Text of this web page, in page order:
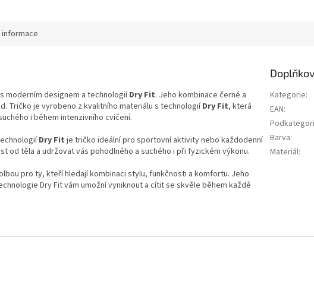
moderním designem a technologiíDry Fit. Jeho kombinace černé a
Tričko je vyrobeno z kvalitního materiálu s technologiíDry Fit, která
i během intenzivního cvičení.
Dry Fit je tričko ideální pro sportovní aktivity nebo každodenní
od těla a udržovat vás pohodlného a suchého i při fyzickém výkonu.
pro ty, kteří hledají kombinaci stylu, funkčnosti a komfortu. Jeho
Dry Fit vám umožní vyniknout a cítit se skvěle během každé
Kategorie:
EAN:
Barva:
Materiál: